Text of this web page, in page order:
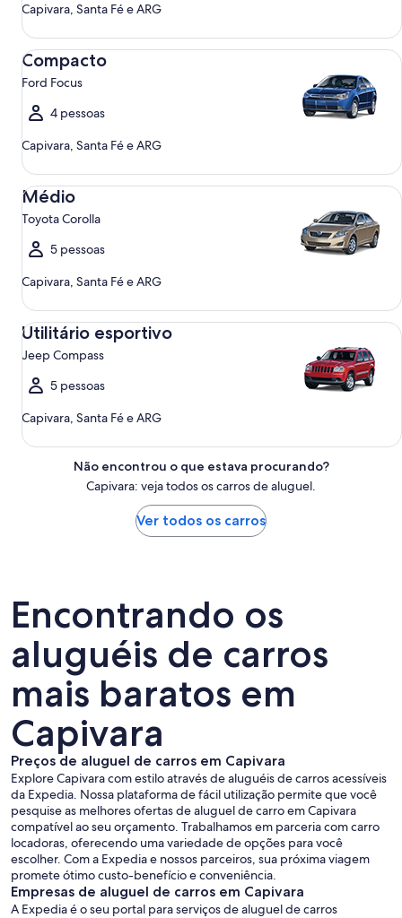
Capivara, Santa Fé e ARG
Compacto
Ford Focus
4 pessoas
Capivara, Santa Fé e ARG
Compacto Ford Focus
Médio
Toyota Corolla
5 pessoas
Capivara, Santa Fé e ARG
Médio Toyota Corolla
Utilitário esportivo
Jeep Compass
5 pessoas
Capivara, Santa Fé e ARG
Utilitário esportivo Jeep Compass
Não encontrou o que estava procurando?
Capivara: veja todos os carros de aluguel.
Ver todos os carros
Encontrando os
aluguéis de carros
mais baratos em
Capivara
Preços de aluguel de carros em Capivara
Explore Capivara com estilo através de aluguéis de carros acessíveis
da Expedia. Nossa plataforma de fácil utilização permite que você
pesquise as melhores ofertas de aluguel de carro em Capivara
compatível ao seu orçamento. Trabalhamos em parceria com carro
locadoras, oferecendo uma variedade de opções para você
escolher. Com a Expedia e nossos parceiros, sua próxima viagem
promete ótimo custo-benefício e conveniência.
Empresas de aluguel de carros em Capivara
A Expedia é o seu portal para serviços de aluguel de carros